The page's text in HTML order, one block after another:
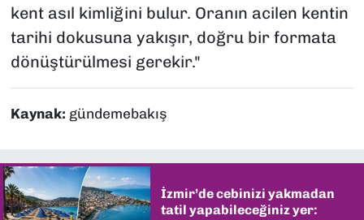
kent asıl kimliğini bulur. Oranın acilen kentin
tarihi dokusuna yakışır, doğru bir formata
dönüştürülmesi gerekir."
Kaynak: gündemebakış
İzmir’de cebinizi yakmadan
tatil yapabileceğiniz yer: